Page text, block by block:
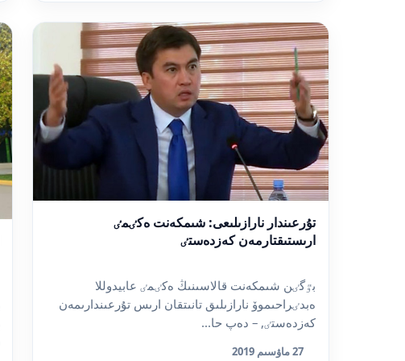
تۇرعىندار نارازىلىعى: شىمكەنت ەكٸمٸ
ارىستىقتارمەن كەزدەستٸ
بٷگٸن شىمكەنت قالاسىنىڭ ەكٸمٸ عابيدوللا
ەبدٸراحىموۆ نارازىلىق تانىتقان ارىس تۇرعىندارىمەن
كەزدەستٸ, – دەپ حا...
27 ماۋسىم 2019